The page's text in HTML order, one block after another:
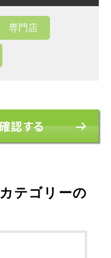
専門店
認する
テゴリーの